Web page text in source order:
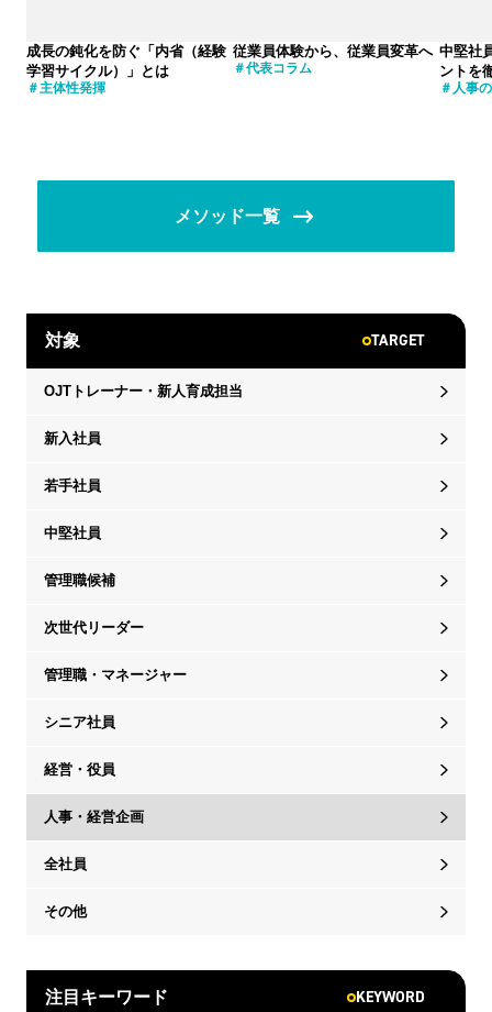
成長の鈍化を防ぐ「内省（経験
学習サイクル）」とは
主体性発揮
従業員体験から、従業員変革へ
代表コラム
中堅社
ントを
人事
メソッド一覧
対象 TARGET
OJTトレーナー・新人育成担当
新入社員
若手社員
中堅社員
管理職候補
次世代リーダー
管理職・マネージャー
シニア社員
経営・役員
人事・経営企画
全社員
その他
注目キーワード KEYWORD